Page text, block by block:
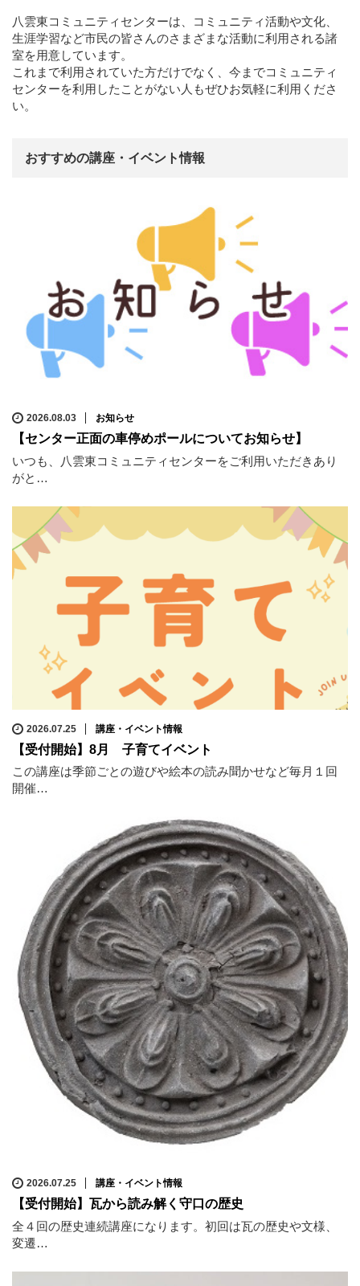
八雲東コミュニティセンターは、コミュニティ活動や文化、
生涯学習など市民の皆さんのさまざまな活動に利用される諸
室を用意しています。
これまで利用されていた方だけでなく、今までコミュニティ
センターを利用したことがない人もぜひお気軽に利用くださ
い。
おすすめの講座・イベント情報
2026.08.03 お知らせ
【センター正面の車停めポールについてお知らせ】
いつも、八雲東コミュニティセンターをご利用いただきあり
がと…
2026.07.25 講座・イベント情報
【受付開始】8月 子育てイベント
この講座は季節ごとの遊びや絵本の読み聞かせなど毎月１回
開催…
2026.07.25 講座・イベント情報
【受付開始】瓦から読み解く守口の歴史
全４回の歴史連続講座になります。初回は瓦の歴史や文様、
変遷…